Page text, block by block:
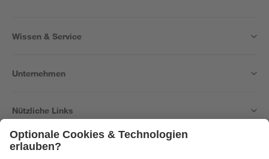
Wissen & Service
Unternehmen
Nützliche Links